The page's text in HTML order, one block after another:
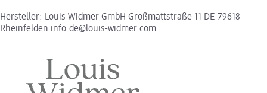
Hersteller: Louis Widmer GmbH Großmattstraße 11 DE-79618
Rheinfelden info.de@louis-widmer.com